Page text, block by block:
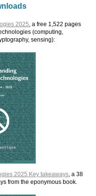
2025 , a free 1,522 pages
(computing,
sensing):
2025 Key takeaways, a 38
from the eponymous book.